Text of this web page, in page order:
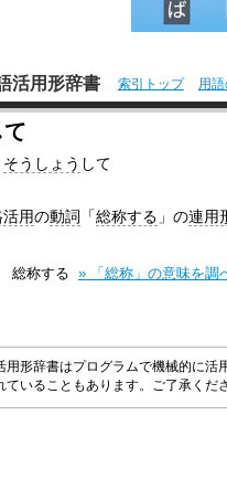
活用形辞書 索引トップ 用語
そうしょう して
用の動詞 「総称する 」の連用
総称する » 「総称」の意味を調
用形辞書はプログラムで機械的に活
ていることもあります。ご了承くだ